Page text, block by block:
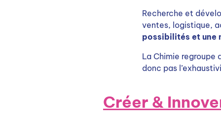
Recherche et
ventes, logistique,
possibilités et une
La Chimie regroupe
donc pas
Créer &